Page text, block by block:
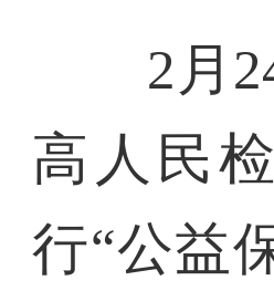
2月24
高人民
行“公益